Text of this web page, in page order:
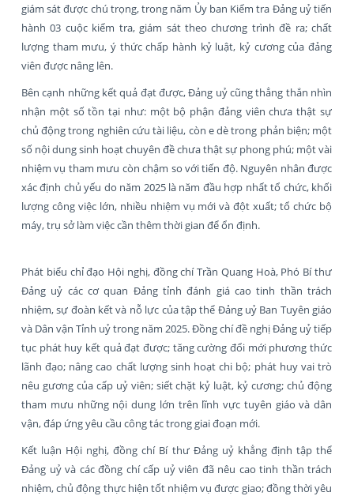
giám sát được chú trọng, trong năm Ủy ban Kiểm tra Đảng uỷ tiến
hành 03 cuộc kiểm tra, giám sát theo chương trình đề ra; chất
lượng tham mưu, ý thức chấp hành kỷ luật, kỷ cương của đảng
viên được nâng lên.
Bên cạnh những kết quả đạt được, Đảng uỷ cũng thẳng thắn nhìn
nhận một số tồn tại như: một bộ phận đảng viên chưa thật sự
chủ động trong nghiên cứu tài liệu, còn e dè trong phản biện; một
số nội dung sinh hoạt chuyên đề chưa thật sự phong phú; một vài
nhiệm vụ tham mưu còn chậm so với tiến độ. Nguyên nhân được
xác định chủ yếu do năm 2025 là năm đầu hợp nhất tổ chức, khối
lượng công việc lớn, nhiều nhiệm vụ mới và đột xuất; tổ chức bộ
máy, trụ sở làm việc cần thêm thời gian để ổn định.
Phát biểu chỉ đạo Hội nghị, đồng chí Trần Quang Hoà, Phó Bí thư
Đảng uỷ các cơ quan Đảng tỉnh đánh giá cao tinh thần trách
nhiệm, sự đoàn kết và nỗ lực của tập thể Đảng uỷ Ban Tuyên giáo
và Dân vận Tỉnh uỷ trong năm 2025. Đồng chí đề nghị Đảng uỷ tiếp
tục phát huy kết quả đạt được; tăng cường đổi mới phương thức
lãnh đạo; nâng cao chất lượng sinh hoạt chi bộ; phát huy vai trò
nêu gương của cấp uỷ viên; siết chặt kỷ luật, kỷ cương; chủ động
tham mưu những nội dung lớn trên lĩnh vực tuyên giáo và dân
vận, đáp ứng yêu cầu công tác trong giai đoạn mới.
Kết luận Hội nghị, đồng chí Bí thư Đảng uỷ khẳng định tập thể
Đảng uỷ và các đồng chí cấp uỷ viên đã nêu cao tinh thần trách
nhiệm, chủ động thực hiện tốt nhiệm vụ được giao; đồng thời yêu